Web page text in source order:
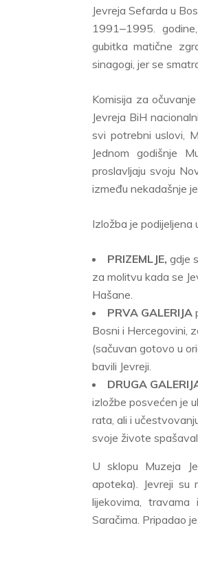
Jevreja Sefarda u
1991‒1995.
gubitka matične
sinagogi, jer se
Komisija za
Jevreja BiH
svi potrebni uslovi,
Jednom godišnje
proslavljaju svoju
između nekadašnje
Izložba je podijeljena
PRIZEMLJE, gdje
za molitvu kada se
Hašane.
PRVA GALERIJA
Bosni i Hercegovini,
(sačuvan gotovo u
bavili Jevreji.
DRUGA
izložbe posvećen je
rata, ali i
svoje živote
U sklopu Muzeja
apoteka). Jevreji
lijekovima,
Saračima. Pripadao